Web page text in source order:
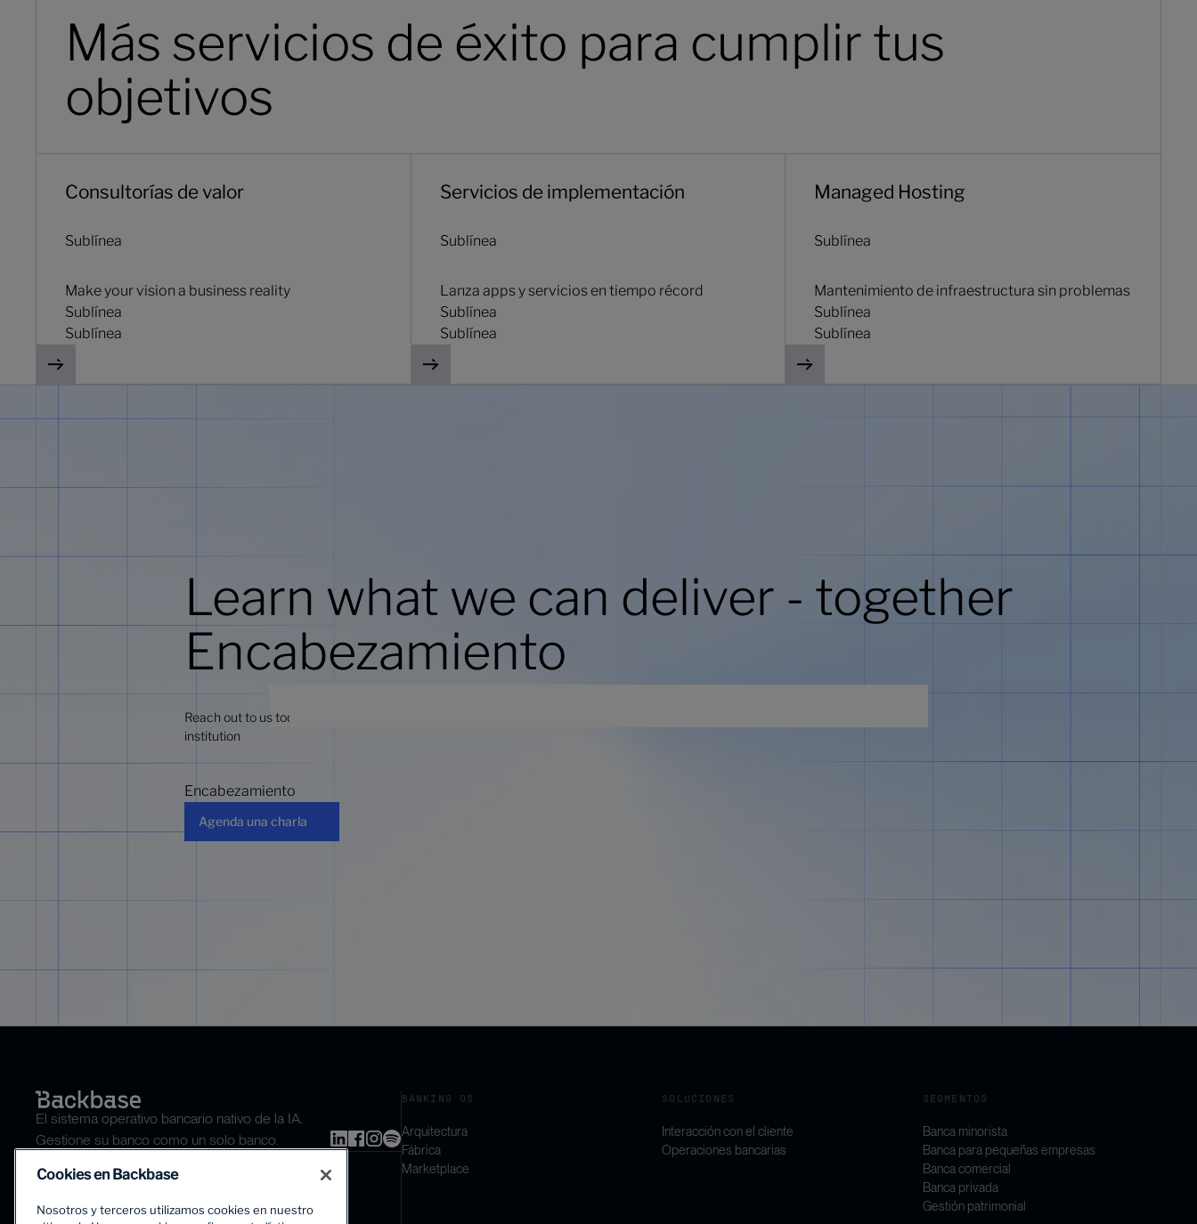
Más servicios de éxito para cumplir tus
objetivos
Consultorías de valor
Sublínea
Make your vision a business reality
Sublínea
Sublínea
Servicios de implementación
Sublínea
Lanza apps y servicios en tiempo récord
Sublínea
Sublínea
Managed Hosting
Sublínea
Mantenimiento de infraestructura sin problemas
Sublínea
Sublínea
Learn what we can deliver - together
Encabezamiento
Reach out to us today to schedule a demo and find out the best solution for your financial
institution
Encabezamiento
Agenda una charla
El sistema operativo bancario nativo de la IA.
Gestione su banco como un solo banco.
BANKING OS
Arquitectura
Fábrica
Marketplace
SOLUCIONES
Interacción con el cliente
Operaciones bancarias
SEGMENTOS
Banca minorista
Banca para pequeñas empresas
Banca comercial
Banca privada
Gestión patrimonial
Cookies en Backbase
Nosotros y terceros utilizamos cookies en nuestro